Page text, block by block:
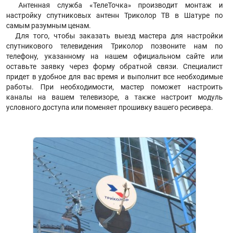
Антенная служба «ТелеТочка» производит монтаж и
настройку спутниковых антенн Триколор ТВ в Шатуре по
самым разумным ценам.
Для того, чтобы заказать выезд мастера для настройки
спутникового телевидения Триколор позвоните нам по
телефону, указанному на нашем официальном сайте или
оставьте заявку через форму обратной связи. Специалист
придет в удобное для вас время и выполнит все необходимые
работы. При необходимости, мастер поможет настроить
каналы на вашем телевизоре, а также настроит модуль
условного доступа или поменяет прошивку вашего ресивера.